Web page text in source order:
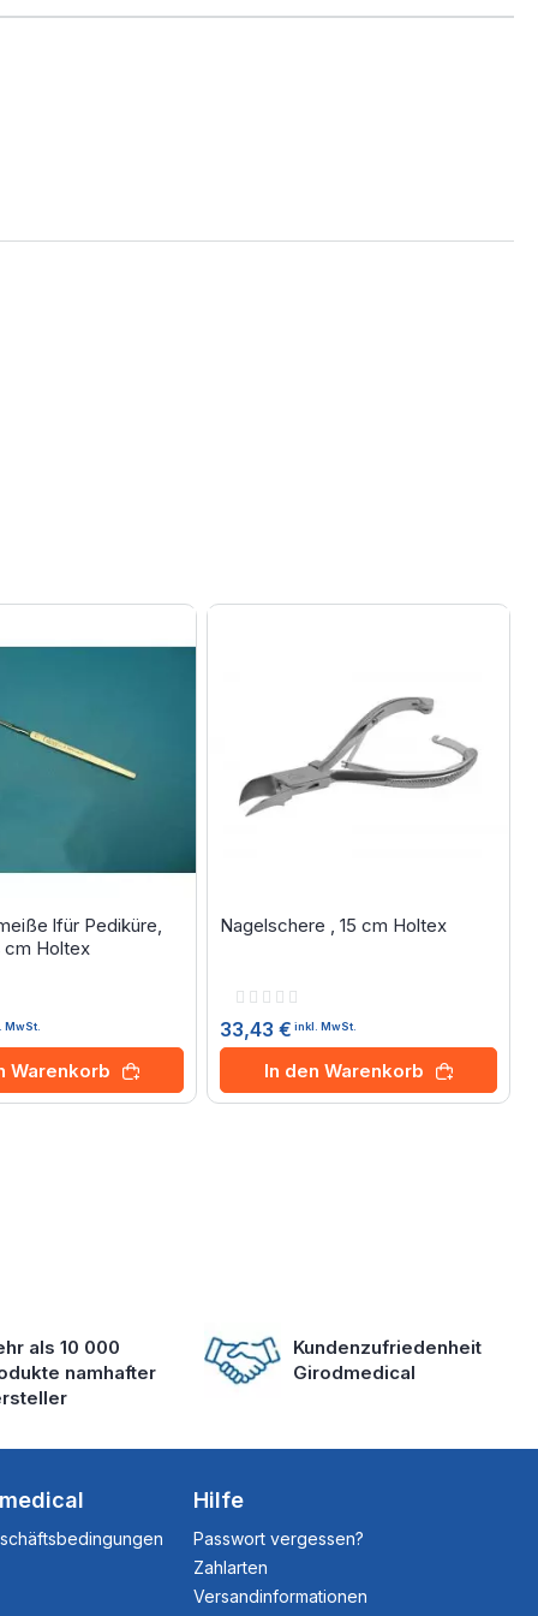
lfür Pediküre,
cm Holtex
MwSt.
Warenkorb
Nagelschere , 15 cm Holtex
Rating:
33,43 € inkl. MwSt.
In den Warenkorb
als 10 000
namhafter
Kundenzufriedenheit
Girodmedical
Hilfe
Passwort vergessen?
Zahlarten
Versandinformationen